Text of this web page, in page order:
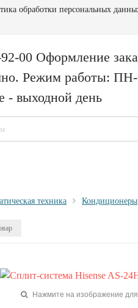
обработки персональных
00 Оформление
Режим работы:
- выходной день
техника Кондиционеры
Нажмите на изображение